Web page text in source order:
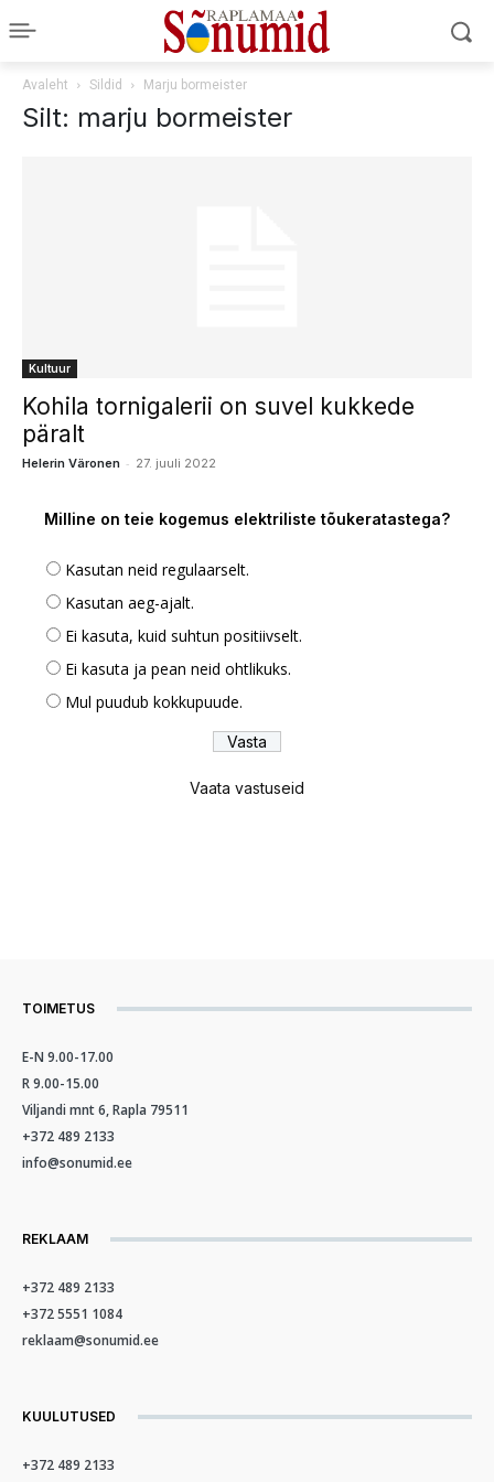
Avaleht Sildid Marju bormeister
Silt: marju bormeister
Kultuur
Kohila tornigalerii on suvel kukkede
päralt
Helerin Väronen - 27. juuli 2022
Milline on teie kogemus elektriliste tõukeratastega?
Kasutan neid regulaarselt.
Kasutan aeg-ajalt.
Ei kasuta, kuid suhtun positiivselt.
Ei kasuta ja pean neid ohtlikuks.
Mul puudub kokkupuude.
Vaata vastuseid
TOIMETUS
E-N 9.00-17.00
R 9.00-15.00
Viljandi mnt 6, Rapla 79511
+372 489 2133
info@sonumid.ee
REKLAAM
+372 489 2133
+372 5551 1084
reklaam@sonumid.ee
KUULUTUSED
+372 489 2133